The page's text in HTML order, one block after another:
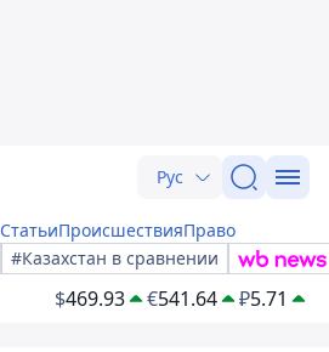
Рус
СтатьиПроисшествияПраво
#Казахстан в сравнении
$469.93 €541.64 ₽5.71